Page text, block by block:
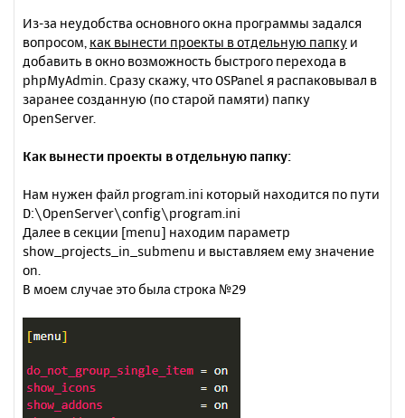
щ
е
н
е
Из-за неудобства основного окна программы задался
вопросом, как вынести проекты в отдельную папку и
добавить в окно возможность быстрого перехода в
phpMyAdmin. Сразу скажу, что OSPanel я распаковывал в
заранее созданную (по старой памяти) папку
OpenServer.
Как вынести проекты в отдельную папку:
Нам нужен файл program.ini который находится по пути
D:\OpenServer\config\program.ini
Далее в секции [menu] находим параметр
show_projects_in_submenu и выставляем ему значение
on.
В моем случае это была строка №29